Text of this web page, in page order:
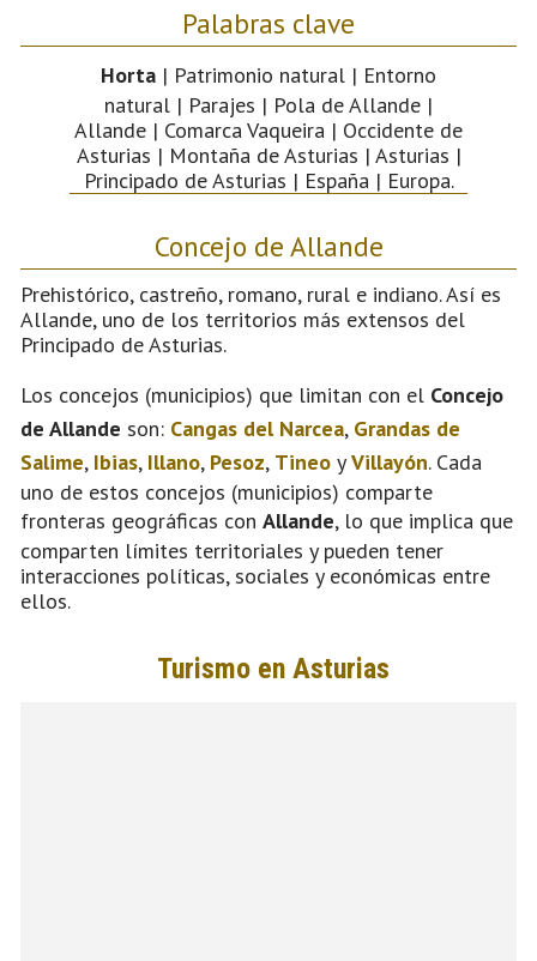
Palabras clave
Horta | Patrimonio natural | Entorno
natural | Parajes | Pola de Allande |
Allande | Comarca Vaqueira | Occidente de
Asturias | Montaña de Asturias | Asturias |
Principado de Asturias | España | Europa.
Concejo de Allande
Prehistórico, castreño, romano, rural e indiano. Así es
Allande, uno de los territorios más extensos del
Principado de Asturias.
Los concejos (municipios) que limitan con el Concejo
de Allande son: Cangas del Narcea, Grandas de
Salime, Ibias, Illano, Pesoz, Tineo yVillayón. Cada
uno de estos concejos (municipios) comparte
fronteras geográficas con Allande, lo que implica que
comparten límites territoriales y pueden tener
interacciones políticas, sociales y económicas entre
ellos.